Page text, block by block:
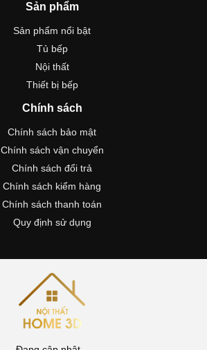
Sản phẩm
Sản phẩm nổi bật
Tủ bếp
Nội thất
Thiết bị bếp
Chính sách
Chính sách bảo mật
Chính sách vận chuyển
Chính sách đổi trả
Chính sách kiểm hàng
Chính sách thanh toán
Quy định sử dụng